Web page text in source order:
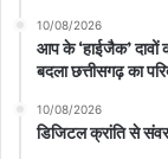
10/08/2026
आप के ‘हाईजैक’ दावों
बदला छत्तीसगढ़ का
10/08/2026
डिजिटल क्रांति से संवर